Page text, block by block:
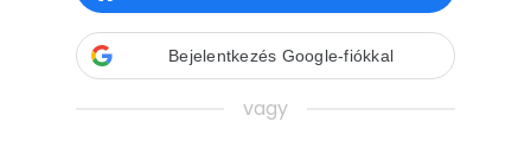
Bejelentkezés Google-fiókkal
vagy
Copyright - Gyerünk, anyukám! 2026
production